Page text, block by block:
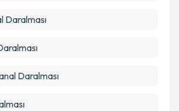
Daralması
Daralması